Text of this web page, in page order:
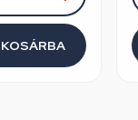
KOSÁRBA